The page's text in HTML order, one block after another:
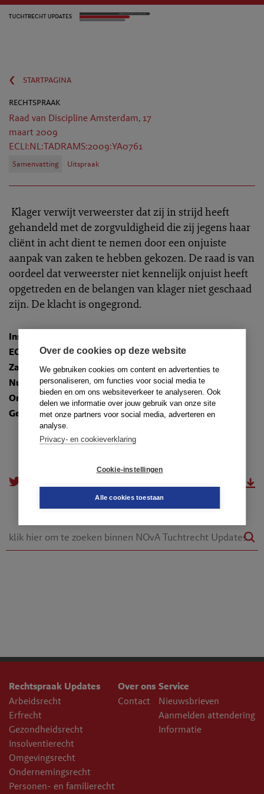
Over de cookies op deze website
We gebruiken cookies om content en advertenties te
personaliseren, om functies voor social media te
bieden en om ons websiteverkeer te analyseren. Ook
delen we informatie over jouw gebruik van onze site
met onze partners voor social media, adverteren en
analyse.
Privacy- en cookieverklaring
Cookie-instellingen
Alle cookies toestaan
‹
startpagina
rechtspraak
Raad van Discipline Amsterdam, 17
maart 2009
ECLI:NL:TADRAMS:2009:YA0761
Samenvatting Uitspraak
Klager verwijt verweerster dat zij in strijd heeft
gehandeld met de zorgvuldigheid die zij jegens haar
cliënt in acht dient te nemen door een onjuiste
aanpak van zaken te hebben gekozen. De raad is van
oordeel dat verweerster niet kennelijk onjuist heeft
opgetreden en de belangen van klager niet geschaad
zijn. De klacht is ongegrond.
Instantie
ECLI
ECLI:NL:TADRAMS:2009:YA0761
Zaaknummer: 08-178A
Nummer: TR-2009-0313
Onderwerpen:2.1. Zorg voor de cliënt
Gedragsregels: art. 10a lid 1, kernwaarden
Rechtspraak Updates
Arbeidsrecht
Erfrecht
Gezondheidsrecht
Insolventierecht
Omgevingsrecht
Ondernemingsrecht
Personen- en familierecht
Over ons
Contact
Service
Nieuwsbrieven
Aanmelden attendering
Informatie